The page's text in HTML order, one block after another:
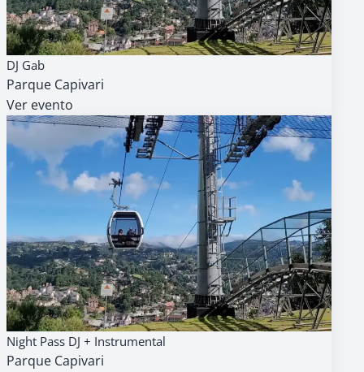
14
14h
AGENDA
GRATUITO
DJ Gab
Parque Capivari
Ver evento
14
AGO
18h
AGENDA
GRATUITO
Night Pass DJ + Instrumental
Parque Capivari